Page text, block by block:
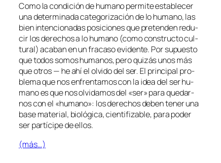
Como la con­di­ción dehu­manoper­mi­te es­ta­ble­cer
una de­ter­mi­na­da ca­te­go­ri­za­ción de lo hu­mano, las
bien in­ten­cio­na­das po­si­cio­nes que pre­ten­den re­du­
cir los de­re­chos a lohu­mano (co­mo cons­truc­to cul­
tu­ral) aca­ban en un fra­ca­so evi­den­te. Por su­pues­to
que to­dos so­mos hu­ma­nos, pe­ro qui­zás unos más
que otros — he ahí el ol­vi­do del ser. El prin­ci­pal pro­
ble­ma que nos en­fren­ta­mos con la idea del ser hu­
manoes que nos ol­vi­da­mos del «ser» pa­ra que­dar­
nos con el «hu­mano»: los de­re­chos de­ben te­ner una
ba­se ma­te­rial, bio­ló­gi­ca, cien­ti­fi­za­ble, pa­ra po­der
ser par­tí­ci­pe de ellos.
(más…)